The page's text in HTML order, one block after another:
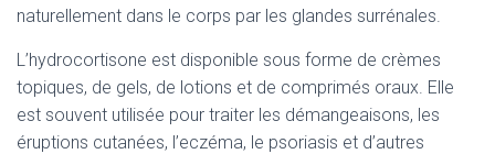
naturellement dans le corps par les glandes surrénales.
L’hydrocortisone est disponible sous forme de crèmes
topiques, de gels, de lotions et de comprimés oraux. Elle
est souvent utilisée pour traiter les démangeaisons, les
éruptions cutanées, l’eczéma, le psoriasis et d’autres